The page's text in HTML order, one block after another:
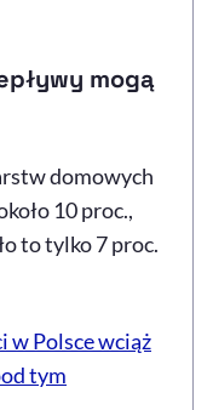
mogą
domowych
10 proc.,
to tylko 7 proc.
w Polsce wciąż
tym